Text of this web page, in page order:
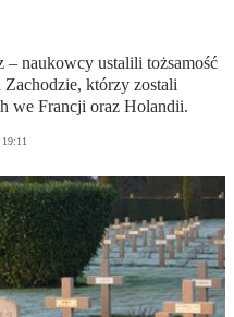
– naukowcy ustalili tożsamość
Zachodzie, którzy zostali
we Francji oraz Holandii.